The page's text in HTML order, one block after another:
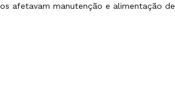
afetavam manutenção e alimentação de